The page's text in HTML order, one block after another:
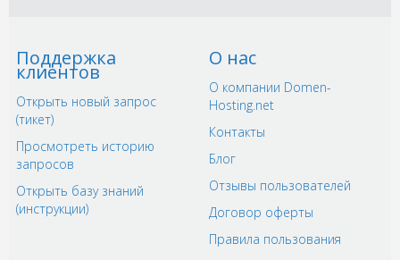
Поддержка
клиентов
Открыть новый запрос
(тикет)
Просмотреть историю
запросов
Открыть базу знаний
(инструкции)
О нас
О компании Domen-
Hosting.net
Контакты
Блог
Отзывы пользователей
Договор оферты
Правила пользования